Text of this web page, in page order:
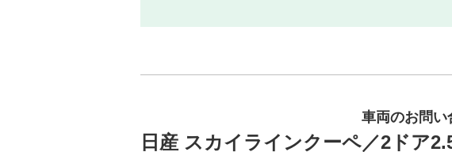
車両のお問い
日産 スカイラインクーペ／2ドア